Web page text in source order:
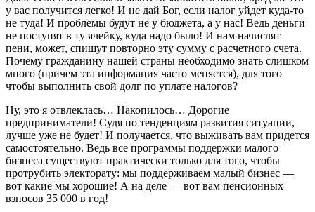
у вас получится легко! И не дай Бог, если налог уйдет куда-то
не туда! И проблемы будут не у бюджета, а у нас! Ведь деньги
не поступят в ту ячейку, куда надо было! И нам начислят
пени, может, спишут повторно эту сумму с расчетного счета.
Почему гражданину нашей страны необходимо знать слишком
много (причем эта информация часто меняется), для того
чтобы выполнить свой долг по уплате налогов?
Ну, это я отвлеклась… Накопилось… Дорогие
предприниматели! Судя по тенденциям развития ситуации,
лучше уже не будет! И получается, что выживать вам придется
самостоятельно. Ведь все программы поддержки малого
бизнеса существуют практически только для того, чтобы
протрубить электорату: мы поддерживаем малый бизнес —
вот какие мы хорошие! А на деле — вот вам пенсионных
взносов 35 000 в год!